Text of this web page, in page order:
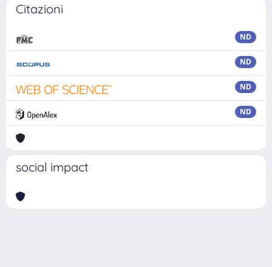
Citazioni
ND
ND
ND
ND
social impact